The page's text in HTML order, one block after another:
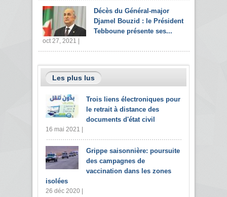
Décès du Général-major
Djamel Bouzid : le Président
Tebboune présente ses...
oct 27, 2021 |
Les plus lus
Trois liens électroniques pour
le retrait à distance des
documents d'état civil
16 mai 2021 |
Grippe saisonnière: poursuite
des campagnes de
vaccination dans les zones
isolées
26 déc 2020 |